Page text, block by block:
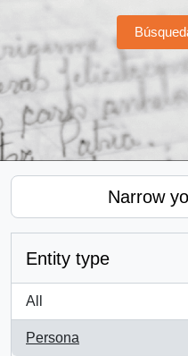
Narrow
Entity type
All
Persona
, 1 results